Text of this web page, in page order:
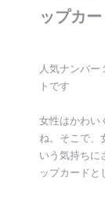
ップカ
人気ナンバー
トです
女性はかわい
ね。そこで、
いう気持ちに
ップカードと